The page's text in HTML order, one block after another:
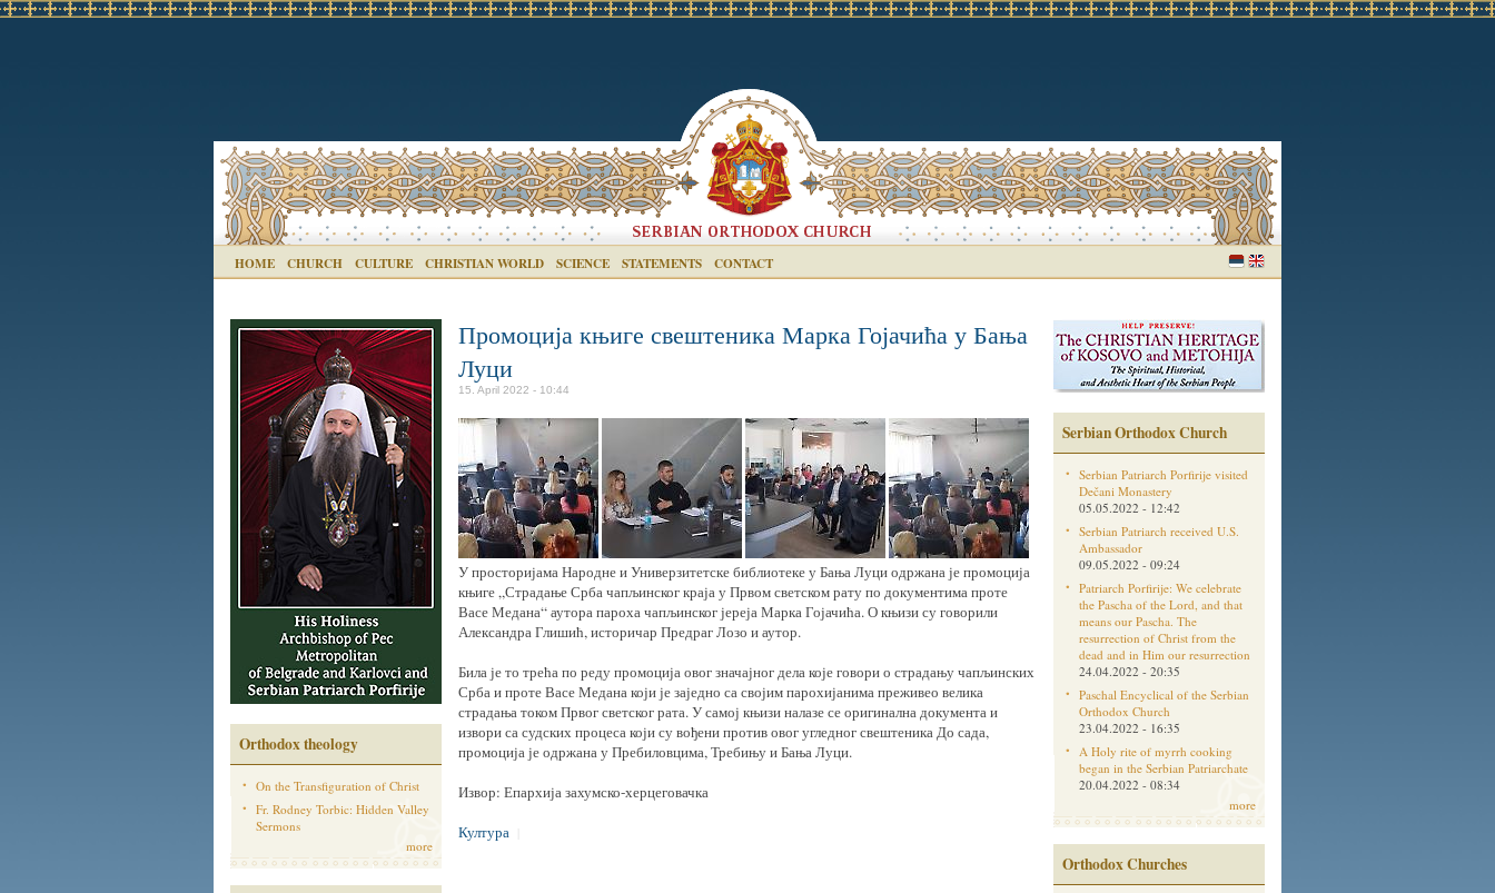
HOME CHURCH CULTURE CHRISTIAN WORLD SCIENCE STATEMENTS CONTACT
Orthodox theology
On the Transfiguration of Christ
Fr. Rodney Torbic: Hidden Valley
Sermons
more
Промоција књиге свештеника Марка Гојачића у Бања
Луци
15. April 2022 - 10:44
У просторијама Народне и Универзитетске библиотеке у Бања Луци одржана је промоција
књиге „Страдање Срба чапљинског краја у Првом светском рату по документима проте
Васе Медана“ аутора пароха чапљинског јереја Марка Гојачића. О књизи су говорили
Александра Глишић, историчар Предраг Лозо и аутор.
Била је то трећа по реду промоција овог значајног дела које говори о страдању чапљинских
Срба и проте Васе Медана који је заједно са својим парохијанима преживео велика
страдања током Првог светског рата. У самој књизи налазе се оригинална документа и
извори са судских процеса који су вођени против овог угледног свештеника До сада,
промоција је одржана у Пребиловцима, Требињу и Бања Луци.
Извор: Епархија захумско-херцеговачка
Култура
Serbian Orthodox Church
Serbian Patriarch Porfirije visited
Dečani Monastery
05.05.2022 - 12:42
Serbian Patriarch received U.S.
Ambassador
09.05.2022 - 09:24
Patriarch Porfirije: We celebrate
the Pascha of the Lord, and that
means our Pascha. The
resurrection of Christ from the
dead and in Him our resurrection
24.04.2022 - 20:35
Paschal Encyclical of the Serbian
Orthodox Church
23.04.2022 - 16:35
A Holy rite of myrrh cooking
began in the Serbian Patriarchate
20.04.2022 - 08:34
more
Orthodox Churches